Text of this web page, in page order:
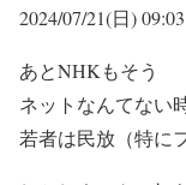
2024/07/21(日)
あとNHKもそう
ネットなんてない
若者は民放（特に